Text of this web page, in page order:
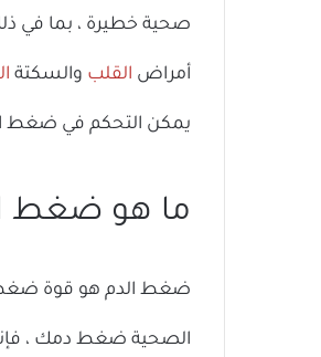
صحية خطيرة ، بما في
أمراض القلب والسكتة
يمكن التحكم في ضغط
ما هو ضغط
ضغط الدم هو قوة ضغط
الصحية ضغط دمك ،